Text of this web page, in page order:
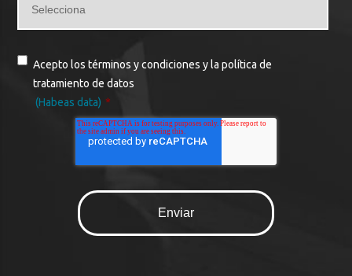
Acepto los términos y condiciones y la política de
tratamiento de datos
(Habeas data) *